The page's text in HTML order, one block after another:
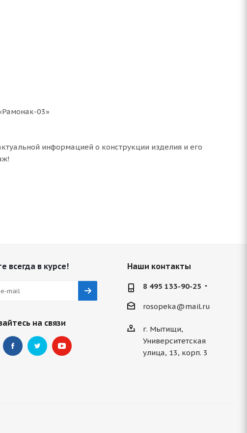
03»
информацией о конструкции изделия и его
всегда в курсе!
на связи
Наши контакты
8 495 133-90-25
rosopeka@mail.ru
г. Мытищи,
Университетская
улица, 13, корп. 3